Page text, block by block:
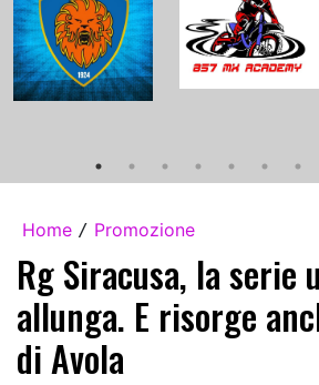
Home / Promozione
Rg Siracusa, la serie
allunga. E risorge
di Avola